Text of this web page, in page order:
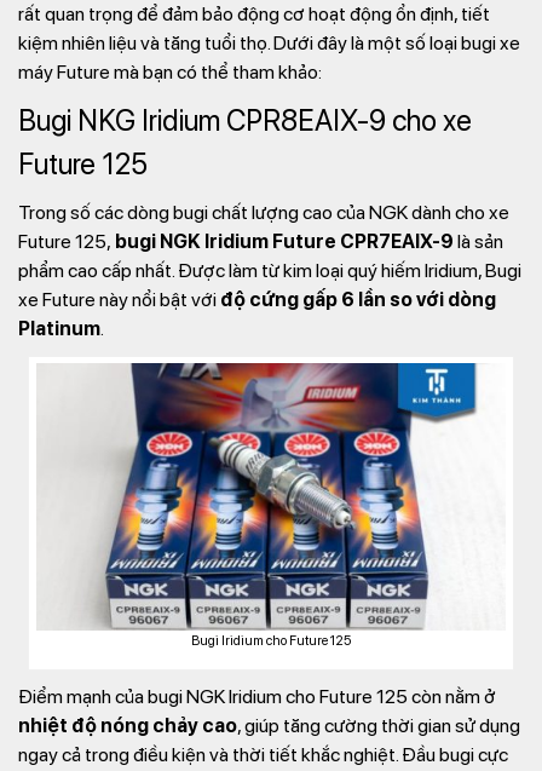
rất quan trọng để đảm bảo động cơ hoạt động ổn định, tiết
kiệm nhiên liệu và tăng tuổi thọ. Dưới đây là một số loại bugi xe
máy Future mà bạn có thể tham khảo:
Bugi NKG Iridium CPR8EAIX-9 cho xe
Future 125
Trong số các dòng bugi chất lượng cao của NGK dành cho xe
Future 125, bugi NGK Iridium Future CPR7EAIX-9 là sản
phẩm cao cấp nhất. Được làm từ kim loại quý hiếm Iridium, Bugi
xe Future này nổi bật với độ cứng gấp 6 lần so với dòng
Platinum
Bugi Iridium cho Future 125
Điểm mạnh của bugi NGK Iridium cho Future 125 còn nằm ở
nhiệt độ nóng chảy cao, giúp tăng cường thời gian sử dụng
ngay cả trong điều kiện và thời tiết khắc nghiệt. Đầu bugi cực